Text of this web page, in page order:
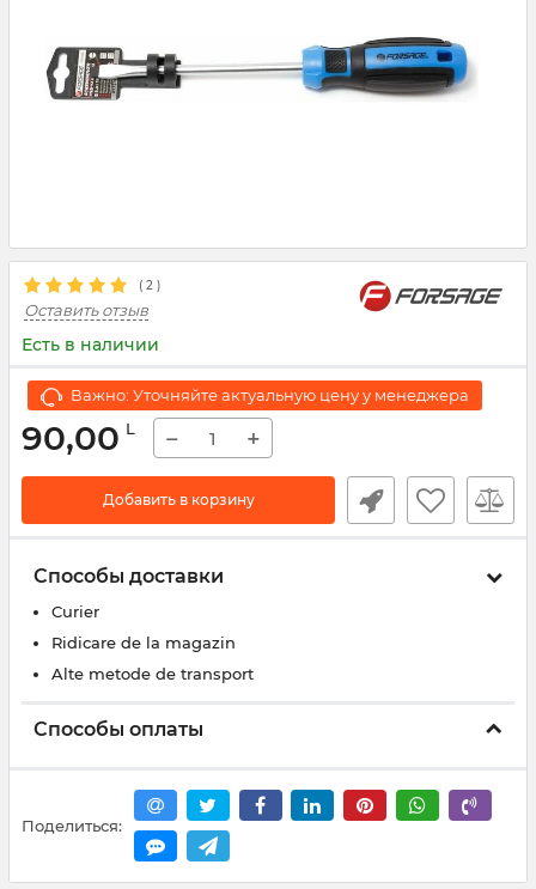
( 2 )
Оставить отзыв
Есть в наличии
Важно: Уточняйте актуальную цену у менеджера
90,00 L − +
Добавить в корзину
Способы доставки
Curier
Ridicare de la magazin
Alte metode de transport
Способы оплаты
Поделиться: